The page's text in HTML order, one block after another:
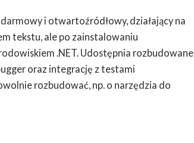
i otwartoźródłowy, działający na
tekstu, ale po zainstalowaniu
.NET. Udostępnia rozbudowane
oraz integrację z testami
rozbudować, np. o narzędzia do